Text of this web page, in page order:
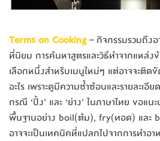
Terms on Cooking – กิจกรรมรวมถึงอ
ที่นิยม การค้นหาสูตรและวิธีทำจากแหล่ง
เลือกหนึ่งสำหรับเมนูใหม่ๆ แต่อาจจะติด
อะไร เพราะดูมีความซ้ำซ้อนและรายละเ
กรณี ‘ปิ้ง’ และ ‘ย่าง’ ในภาษาไทย ขอแ
พื้นฐานอย่าง boil(ต้ม), fry(ทอด) และ
อาจจะเป็นเทคนิคที่แปลกไปจากการทำอ